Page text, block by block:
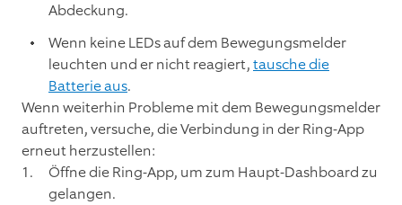
Abdeckung.
Wenn keine LEDs auf dem Bewegungsmelder
leuchten und er nicht reagiert,tausche die
Batterie aus.
Wenn weiterhin Probleme mit dem Bewegungsmelder
auftreten, versuche, die Verbindung in der Ring-App
erneut herzustellen:
Öffne die Ring-App, um zum Haupt-Dashboard zu
gelangen.